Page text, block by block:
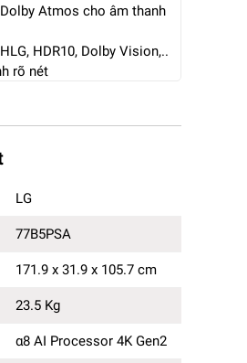
Atmos cho âm thanh
HDR10, Dolby Vision,..
rõ nét
webOS 25 với giao diện
x 31.9 x 105.7cm
4K Gen2
nê-xi-a)
LG
77B5PSA
171.9 x 31.9 x 105.7 cm
23.5 Kg
α8 AI Processor 4K Gen2